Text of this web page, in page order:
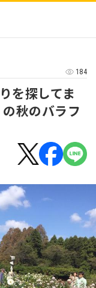
184
を探してま
秋のバラフ